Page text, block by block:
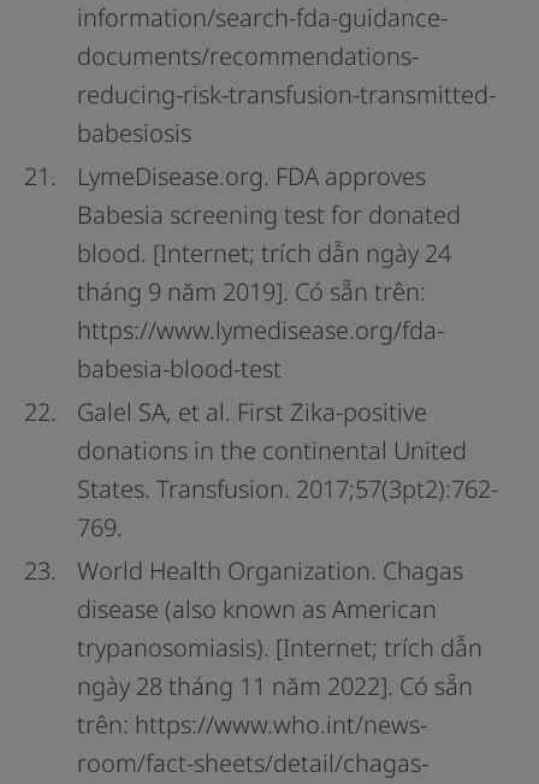
information/search-fda-guidance-
documents/recommendations-
reducing-risk-transfusion-transmitted-
babesiosis
LymeDisease.org. FDA approves
Babesia screening test for donated
blood. [Internet; trích dẫn ngày 24
tháng 9 năm 2019]. Có sẵn trên:
https://www.lymedisease.org/fda-
babesia-blood-test
Galel SA, et al. First Zika-positive
donations in the continental United
States. Transfusion. 2017;57(3pt2):762-
769.
World Health Organization. Chagas
disease (also known as American
trypanosomiasis). [Internet; trích dẫn
ngày 28 tháng 11 năm 2022]. Có sẵn
trên: https://www.who.int/news-
room/fact-sheets/detail/chagas-